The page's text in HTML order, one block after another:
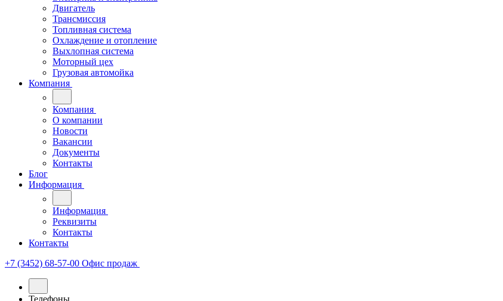
Двигатель
Трансмиссия
Топливная система
Охлаждение и отопление
Выхлопная система
Моторный цех
Грузовая автомойка
Компания
Компания
О компании
Новости
Вакансии
Документы
Контакты
Блог
Информация
Информация
Реквизиты
Контакты
Контакты
+7 (3452) 68-57-00 Офис продаж
Телефоны